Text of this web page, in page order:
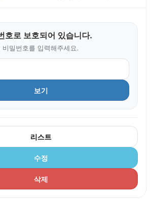
호로 보호되어 있습니다.
밀번호를 입력해주세요.
보기
리스트
수정
삭제